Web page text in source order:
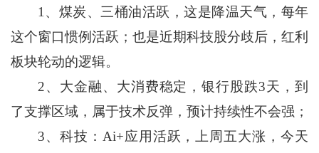
1、煤炭、三桶油活跃，这是降温天气，每年
这个窗口惯例活跃；也是近期科技股分歧后，红利
板块轮动的逻辑。
2、大金融、大消费稳定，银行股跌3天，到
了支撑区域，属于技术反弹，预计持续性不会强；
3、科技：Ai+应用活跃，上周五大涨，今天